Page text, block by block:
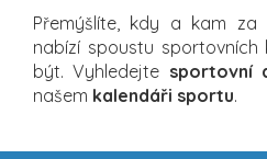
Přemýšlíte, kdy a kam za
nabízí spoustu
být. Vyhledejte sportovní
našem kalendáři sportu.